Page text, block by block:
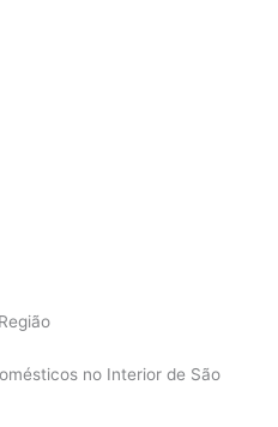
no Interior de São